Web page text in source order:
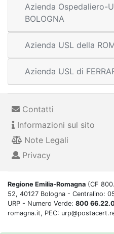
Azienda Ospedaliero-
BOLOGNA
Azienda USL della
Azienda USL di
Contatti
Informazioni sul sito
Note Legali
Privacy
Regione Emilia-Romagna (CF
52, 40127 Bologna - Centralino:
URP - Numero Verde: 800
romagna.it, PEC: